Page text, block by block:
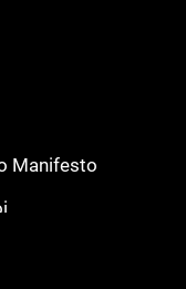
Manifesto